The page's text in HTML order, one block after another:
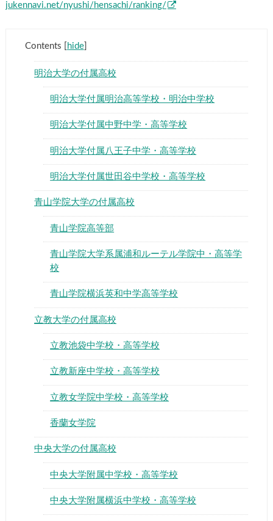
jukennavi.net/nyushi/hensachi/ranking/
Contents hide]
明治大学の付属高校
明治大学付属明治高等学校・明治中学校
明治大学付属中野中学・高等学校
明治大学付属八王子中学・高等学校
明治大学付属世田谷中学校・高等学校
青山学院大学の付属高校
青山学院高等部
青山学院大学系属浦和ルーテル学院中・高等学
校
青山学院横浜英和中学高等学校
立教大学の付属高校
立教池袋中学校・高等学校
立教新座中学校・高等学校
立教女学院中学校・高等学校
香蘭女学院
中央大学の付属高校
中央大学附属中学校・高等学校
中央大学附属横浜中学校・高等学校